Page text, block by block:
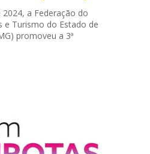
a Federação do
e Turismo do Estado de
promoveu a 3ª